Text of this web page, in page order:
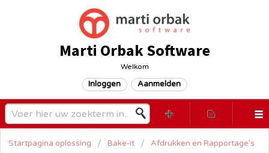
Marti Orbak Software
Welkom
Inloggen Aanmelden
Startpagina oplossing Bake-it Afdrukken en Rapportage's